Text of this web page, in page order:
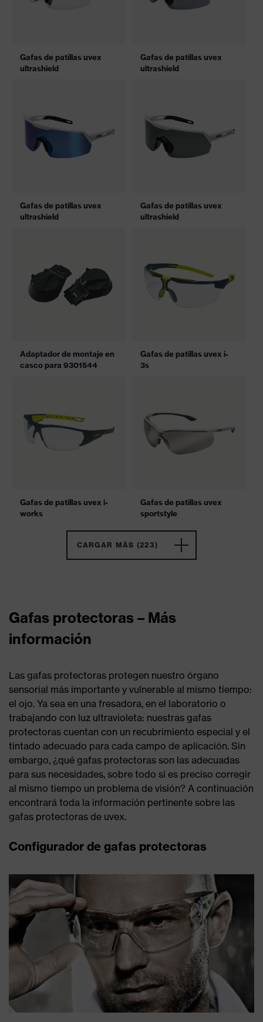
Gafas de patillas uvex
ultrashield
Gafas de patillas uvex
ultrashield
Gafas de patillas uvex
ultrashield
Gafas de patillas uvex
ultrashield
Adaptador de montaje en
casco para 9301544
Gafas de patillas uvex i-
3s
Gafas de patillas uvex i-
works
Gafas de patillas uvex
sportstyle
CARGAR MÁS (223)
Gafas protectoras – Más
información
Las gafas protectoras protegen nuestro órgano
sensorial más importante y vulnerable al mismo tiempo:
el ojo. Ya sea en una fresadora, en el laboratorio o
trabajando con luz ultravioleta: nuestras gafas
protectoras cuentan con un recubrimiento especial y el
tintado adecuado para cada campo de aplicación. Sin
embargo, ¿qué gafas protectoras son las adecuadas
para sus necesidades, sobre todo si es preciso corregir
al mismo tiempo un problema de visión? A continuación
encontrará toda la información pertinente sobre las
gafas protectoras de uvex.
Configurador de gafas protectoras